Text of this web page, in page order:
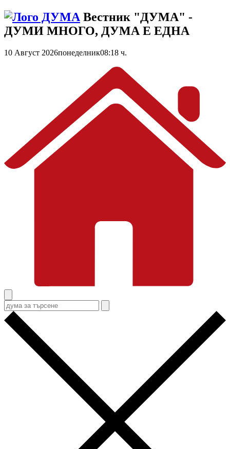
Вестник "ДУМА" -
ДУМИ МНОГО, ДУМА Е ЕДНА
10 Август 2026понеделник08:18 ч.